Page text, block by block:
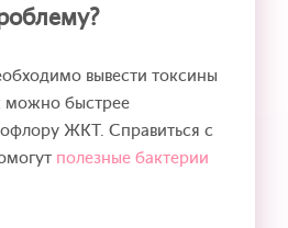
вывести токсины
можно быстрее
ЖКТ. Справиться с
полезные бактерии